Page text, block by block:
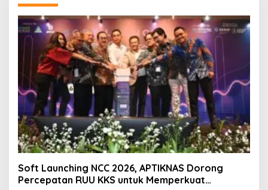
Soft Launching NCC 2026, APTIKNAS Dorong
Percepatan RUU KKS untuk Memperkuat